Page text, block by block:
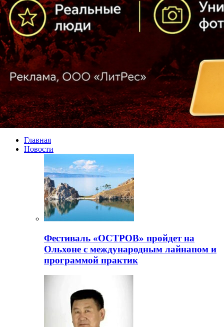
Главная
Новости
Фестиваль «ОСТРОВ» пройдет на
Ольхоне с международным лайнапом и
программой практик